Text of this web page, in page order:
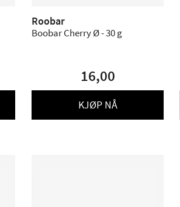
Roobar
Boobar Cherry Ø - 30 g
16,00
KJØP NÅ